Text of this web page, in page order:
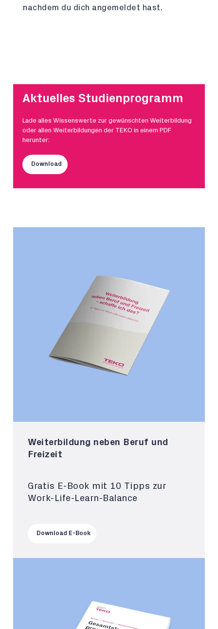
nachdem du dich angemeldet hast.
Aktuelles Studienprogramm
Lade alles Wissenswerte zur gewünschten Weiterbildung
oder allen Weiterbildungen der TEKO in einem PDF
herunter:
Download
Weiterbildung neben Beruf und
Freizeit
Gratis E-Book mit 10 Tipps zur
Work-Life-Learn-Balance
Download E-Book